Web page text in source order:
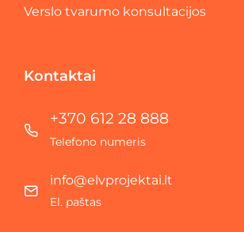
Verslo tvarumo konsultacijos
Kontaktai
+370 612 28 888
Telefono numeris
info@elvprojektai.lt
El. paštas